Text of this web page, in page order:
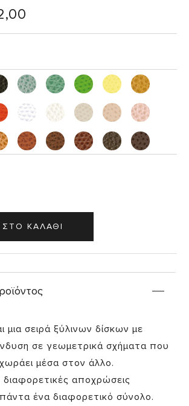
μια σειρά ξύλινων δίσκων με
σε γεωμετρικά σχήματα που
μέσα στον άλλο.
αποχρώσεις
πάντα ένα διαφορετικό σύνολο.